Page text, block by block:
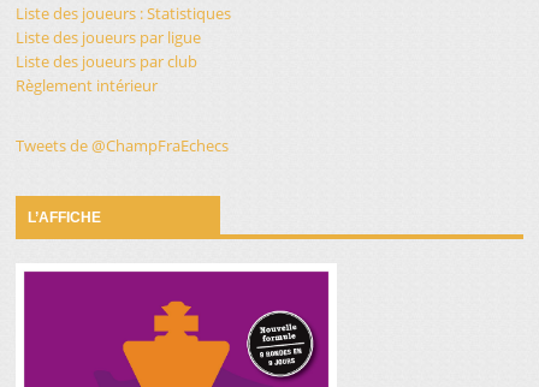
Liste des joueurs : Statistiques
Liste des joueurs par ligue
Liste des joueurs par club
Règlement intérieur
Tweets de @ChampFraEchecs
L’AFFICHE